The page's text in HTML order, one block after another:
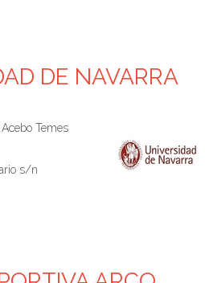
DE NAVARRA
Temes
s/n